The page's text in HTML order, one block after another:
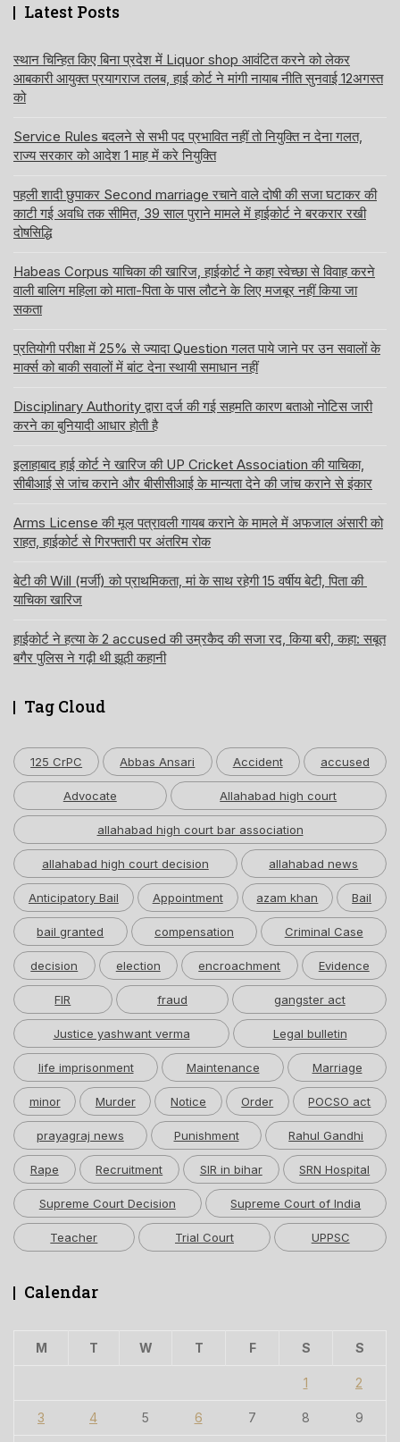
Latest Posts
स्थान चिन्हित किए बिना प्रदेश में Liquor shop आवंटित करने को लेकर
आबकारी आयुक्त प्रयागराज तलब, हाई कोर्ट ने मांगी नायाब नीति सुनवाई 12अगस्त
को
Service Rules बदलने से सभी पद प्रभावित नहीं तो नियुक्ति न देना गलत,
राज्य सरकार को आदेश 1 माह में करे नियुक्ति
पहली शादी छुपाकर Second marriage रचाने वाले दोषी की सजा घटाकर की
काटी गई अवधि तक सीमित, 39 साल पुराने मामले में हाईकोर्ट ने बरकरार रखी
दोषसिद्धि
Habeas Corpus याचिका की खारिज, हाईकोर्ट ने कहा स्वेच्छा से विवाह करने
वाली बालिग महिला को माता-पिता के पास लौटने के लिए मजबूर नहीं किया जा
सकता
प्रतियोगी परीक्षा में 25% से ज्यादा Question गलत पाये जाने पर उन सवालों के
मार्क्स को बाकी सवालों में बांट देना स्थायी समाधान नहीं
Disciplinary Authority द्वारा दर्ज की गई सहमति कारण बताओ नोटिस जारी
करने का बुनियादी आधार होती है
इलाहाबाद हाई कोर्ट ने खारिज की UP Cricket Association की याचिका,
सीबीआई से जांच कराने और बीसीसीआई के मान्यता देने की जांच कराने से इंकार
Arms License की मूल पत्रावली गायब कराने के मामले में अफजाल अंसारी को
राहत, हाईकोर्ट से गिरफ्तारी पर अंतरिम रोक
बेटी की Will (मर्जी) को प्राथमिकता, मां के साथ रहेगी 15 वर्षीय बेटी, पिता की
याचिका खारिज
हाईकोर्ट ने हत्या के 2 accused की उम्रकैद की सजा रद, किया बरी, कहा: सबूत
बगैर पुलिस ने गढ़ी थी झूठी कहानी
Tag Cloud
125 CrPC Abbas Ansari Accident accused
Advocate Allahabad high court
allahabad high court bar association
allahabad high court decision allahabad news
Anticipatory Bail Appointment azam khan Bail
bail granted compensation Criminal Case
decision election encroachment Evidence
FIR fraud gangster act
Justice yashwant verma Legal bulletin
life imprisonment Maintenance Marriage
minor Murder Notice Order POCSO act
prayagraj news Punishment Rahul Gandhi
Rape Recruitment SIR in bihar SRN Hospital
Supreme Court Decision Supreme Court of India
Teacher Trial Court UPPSC
Calendar
M T W T F S S
1 2
3 4 5 6 7 8 9